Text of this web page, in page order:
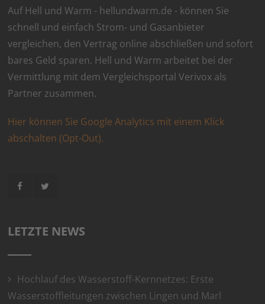
Auf Hell und Warm - hellundwarm.de - können Sie
schnell und einfach Strom- und Gasanbieter
vergleichen, den Vertrag online abschließen und sofort
bares Geld sparen. Hell und Warm arbeitet bei der
Vermittlung mit dem Vergleichsportal Verivox als
Partner zusammen.
Hier können Sie Google Analytics mit einem Klick
abschalten (Opt-Out).
LETZTE NEWS
Hochlauf des Wasserstoff-Kernnetzes: Erste
Wasserstoffleitungen zwischen Lingen und Marl